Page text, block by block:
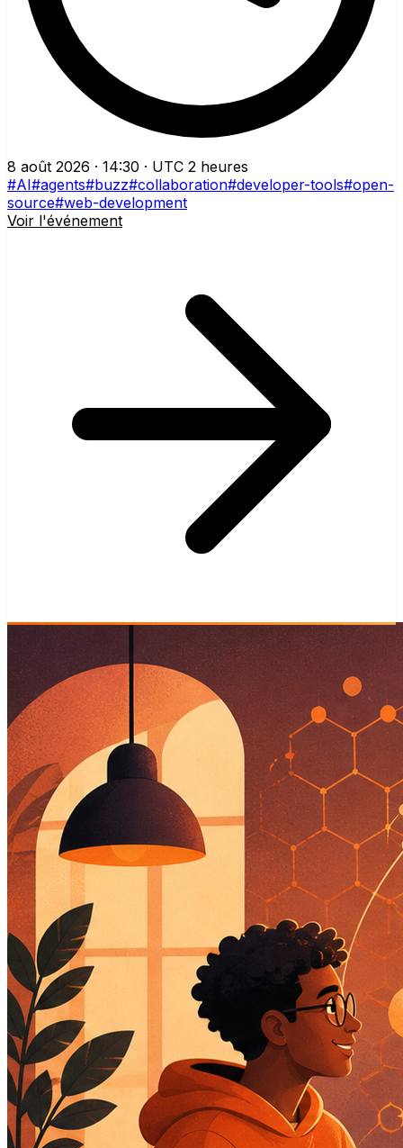
8 août 2026 · 14:30 · UTC 2 heures
#AI#agents#buzz#collaboration#developer-tools#open-
source#web-development
Voir l'événement